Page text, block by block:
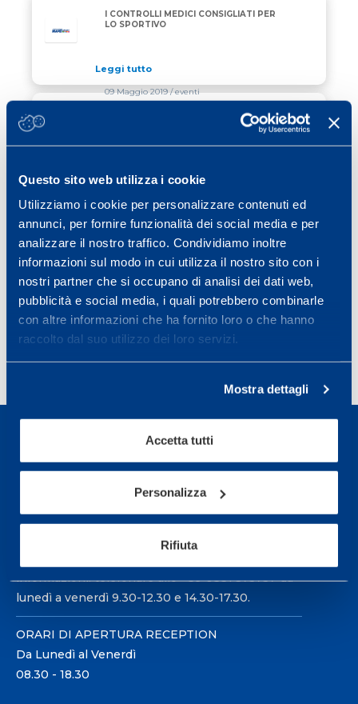
Questo sito web utilizza i cookie
Utilizziamo i cookie per personalizzare contenuti ed
annunci, per fornire funzionalità dei social media e per
analizzare il nostro traffico. Condividiamo inoltre
informazioni sul modo in cui utilizza il nostro sito con i
nostri partner che si occupano di analisi dei dati web,
pubblicità e social media, i quali potrebbero combinarle
con altre informazioni che ha fornito loro o che hanno
raccolto dal suo utilizzo dei loro servizi.
Mostra dettagli
Accetta tutti
Personalizza
Rifiuta
I CONTROLLI MEDICI CONSIGLIATI PER
LO SPORTIVO
Leggi tutto
LO SPECIALE “NERO&VERDE” SUL NOSTRO
09 Maggio 2019/ eventi
LO SPECIALE “NERO&VERDE” SUL
Leggi tutto
PARTECIPAZIONE RECORD PER IL 9° CONVEGNO
PARTECIPAZIONE RECORD PER IL 9°
MAPEI SPORT
Leggi tutto
Previous page
Page Page Page
30
Sport Service Mapei S.r.l. - Via Busto Fagnano 38,
21057 Olgiate Olona (Varese) Italia.
informazioni: telefonare allo +39 0331 575757 da
lunedì a venerdì 9.30-12.30 e 14.30-17.30.
ORARI DI APERTURA RECEPTION
Da Lunedì al Venerdì
08.30 - 18.30